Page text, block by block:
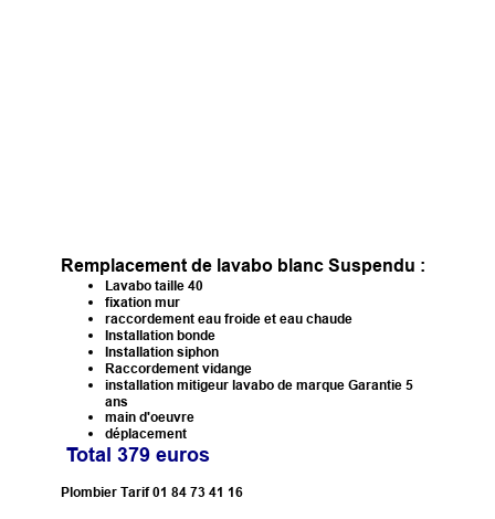
Remplacement de lavabo blanc Suspendu :
Lavabo taille 40
fixation mur
raccordement eau froide et eau chaude
Installation bonde
Installation siphon
Raccordement vidange
installation mitigeur lavabo de marque Garantie 5
ans
main d'oeuvre
déplacement
Total 379 euros
Plombier Tarif 01 84 73 41 16